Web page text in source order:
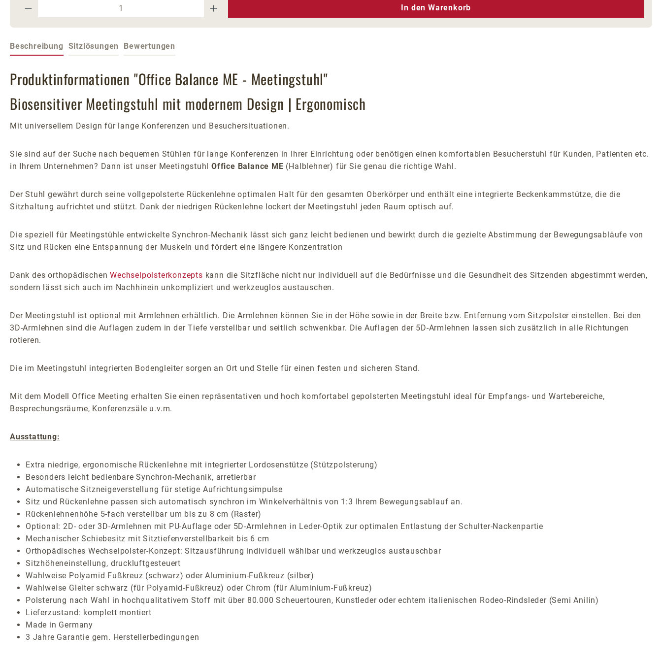
Produkt Anzahl: Gib den gewünschten Wert ein oder benutze die Schaltflächen um die Anzahl zu erhöhen oder zu
In den Warenkorb
Beschreibung Sitzlösungen Bewertungen
Produktinformationen "Office Balance ME - Meetingstuhl"
Biosensitiver Meetingstuhl mit modernem Design | Ergonomisch
Mit universellem Design für lange Konferenzen und Besuchersituationen.
Sie sind auf der Suche nach bequemen Stühlen für lange Konferenzen in Ihrer Einrichtung oder benötigen einen komfortablen Besucherstuhl für Kunden, Patienten etc.
in Ihrem Unternehmen? Dann ist unser Meetingstuhl Office Balance ME (Halblehner) für Sie genau die richtige Wahl.
Der Stuhl gewährt durch seine vollgepolsterte Rückenlehne optimalen Halt für den gesamten Oberkörper und enthält eine integrierte Beckenkammstütze, die die
Sitzhaltung aufrichtet und stützt. Dank der niedrigen Rückenlehne lockert der Meetingstuhl jeden Raum optisch auf.
Die speziell für Meetingstühle entwickelte Synchron-Mechanik lässt sich ganz leicht bedienen und bewirkt durch die gezielte Abstimmung der Bewegungsabläufe von
Sitz und Rücken eine Entspannung der Muskeln und fördert eine längere Konzentration
Dank des orthopädischenWechselpolsterkonzepts kann die Sitzfläche nicht nur individuell auf die Bedürfnisse und die Gesundheit des Sitzenden abgestimmt werden,
sondern lässt sich auch im Nachhinein unkompliziert und werkzeuglos austauschen.
Der Meetingstuhl ist optional mit Armlehnen erhältlich. Die Armlehnen können Sie in der Höhe sowie in der Breite bzw. Entfernung vom Sitzpolster einstellen. Bei den
3D-Armlehnen sind die Auflagen zudem in der Tiefe verstellbar und seitlich schwenkbar. Die Auflagen der 5D-Armlehnen lassen sich zusätzlich in alle Richtungen
rotieren.
Die im Meetingstuhl integrierten Bodengleiter sorgen an Ort und Stelle für einen festen und sicheren Stand.
Mit dem Modell Office Meeting erhalten Sie einen repräsentativen und hoch komfortabel gepolsterten Meetingstuhl ideal für Empfangs- und Wartebereiche,
Besprechungsräume, Konferenzsäle u.v.m.
Ausstattung:
Extra niedrige, ergonomische Rückenlehne mit integrierter Lordosenstütze (Stützpolsterung)
Besonders leicht bedienbare Synchron-Mechanik, arretierbar
Automatische Sitzneigeverstellung für stetige Aufrichtungsimpulse
Sitz und Rückenlehne passen sich automatisch synchron im Winkelverhältnis von 1:3 Ihrem Bewegungsablauf an.
Rückenlehnenhöhe 5-fach verstellbar um bis zu 8 cm (Raster)
Optional: 2D- oder 3D-Armlehnen mit PU-Auflage oder 5D-Armlehnen in Leder-Optik zur optimalen Entlastung der Schulter-Nackenpartie
Mechanischer Schiebesitz mit Sitztiefenverstellbarkeit bis 6 cm
Orthopädisches Wechselpolster-Konzept: Sitzausführung individuell wählbar und werkzeuglos austauschbar
Sitzhöheneinstellung, druckluftgesteuert
Wahlweise Polyamid Fußkreuz (schwarz) oder Aluminium-Fußkreuz (silber)
Wahlweise Gleiter schwarz (für Polyamid-Fußkreuz) oder Chrom (für Aluminium-Fußkreuz)
Polsterung nach Wahl in hochqualitativem Stoff mit über 80.000 Scheuertouren, Kunstleder oder echtem italienischen Rodeo-Rindsleder (Semi Anilin)
Lieferzustand: komplett montiert
Made in Germany
3 Jahre Garantie gem. Herstellerbedingungen